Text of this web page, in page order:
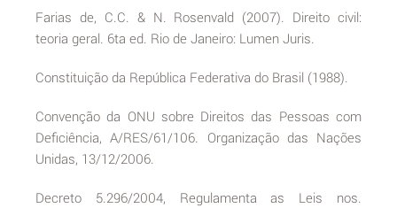
Farias de, C.C. & N. Rosenvald (2007). Direito civil:
teoria geral. 6ta ed. Rio de Janeiro: Lumen Juris.
Constituição da República Federativa do Brasil (1988).
Convenção da ONU sobre Direitos das Pessoas com
Deficiência, A/RES/61/106. Organização das Nações
Unidas, 13/12/2006.
Decreto 5.296/2004, Regulamenta as Leis nos.